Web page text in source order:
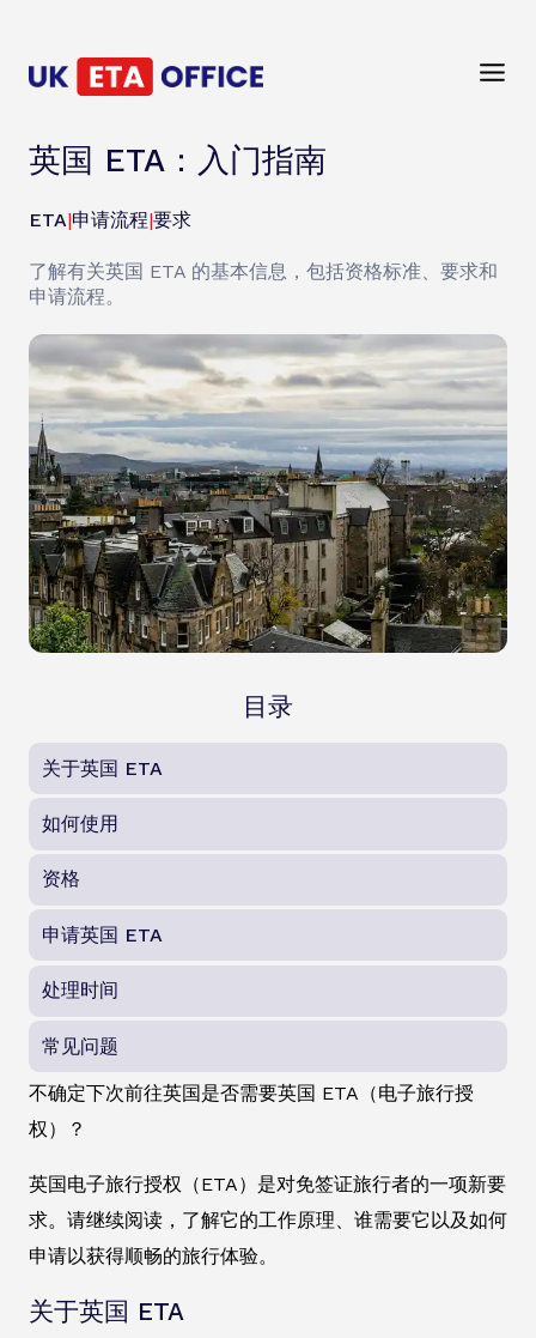
英国 ETA：入门指南
ETA|申请流程|要求
了解有关英国 ETA 的基本信息，包括资格标准、要求和
申请流程。
目录
关于英国 ETA
如何使用
资格
申请英国 ETA
处理时间
常见问题
不确定下次前往英国是否需要英国 ETA（电子旅行授
权）？
英国电子旅行授权（ETA）是对免签证旅行者的一项新要
求。请继续阅读，了解它的工作原理、谁需要它以及如何
申请以获得顺畅的旅行体验。
关于英国 ETA